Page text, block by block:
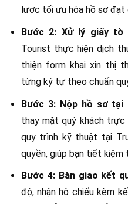
lược tối ưu hóa hồ sơ
Bước 2: Xử lý giấy tờ
Tourist thực hiện dịch
thiện form khai xin thị
từng ký tự theo chuẩn
Bước 3: Nộp hồ sơ
thay mặt quý khách
quy trình kỹ thuật tại
quyền, giúp bạn tiết kiệm
Bước 4: Bàn giao kết
độ, nhận hộ chiếu kèm